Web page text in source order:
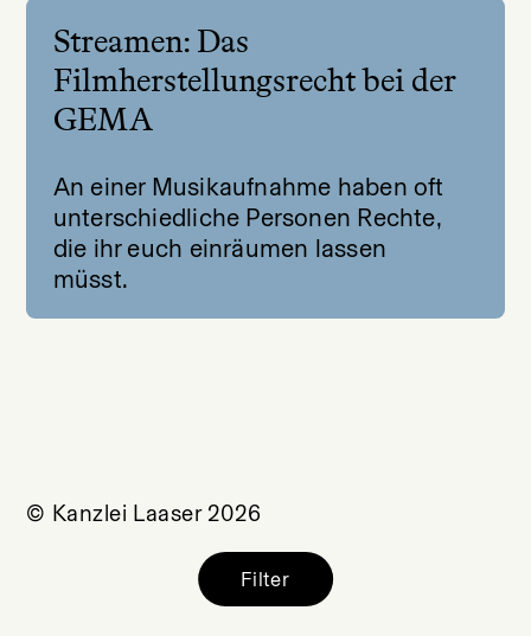
Streamen: Das
Filmherstellungsrecht bei der
GEMA
An einer Musikaufnahme haben oft
unterschiedliche Personen Rechte,
die ihr euch einräumen lassen
müsst.
Filter
© Kanzlei Laaser 2026